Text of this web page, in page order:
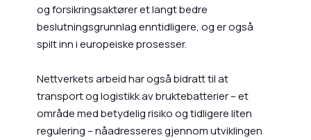
og forsikringsaktører et langt bedre
beslutningsgrunnlag enntidligere, og er også
spilt inn i europeiske prosesser.
Nettverkets arbeid har også bidratt til at
transport og logistikk av bruktebatterier – et
område med betydelig risiko og tidligere liten
regulering – nåadresseres gjennom utviklingen